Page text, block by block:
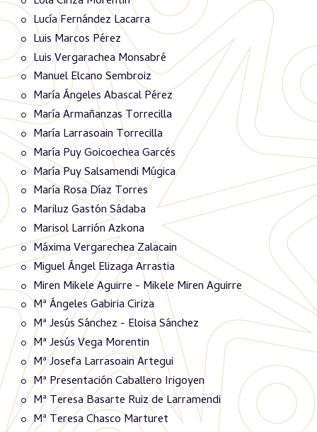
Lucía Fernández Lacarra
Luis Marcos Pérez
Luis Vergarachea Monsabré
Manuel Elcano Sembroiz
María Ángeles Abascal Pérez
María Armañanzas Torrecilla
María Larrasoain Torrecilla
María Puy Goicoechea Garcés
María Puy Salsamendi Múgica
María Rosa Díaz Torres
Mariluz Gastón Sádaba
Marisol Larrión Azkona
Máxima Vergarechea Zalacain
Miguel Ángel Elizaga Arrastia
Miren Mikele Aguirre - Mikele Miren Aguirre
Mª Ángeles Gabiria Ciriza
Mª Jesús Sánchez - Eloisa Sánchez
Mª Jesús Vega Morentin
Mª Josefa Larrasoain Artegui
Mª Presentación Caballero Irigoyen
Mª Teresa Basarte Ruiz de Larramendi
Mª Teresa Chasco Marturet